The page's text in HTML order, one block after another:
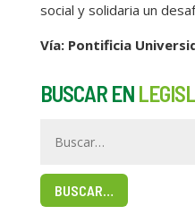
social y solidaria un
Vía: Pontificia
BUSCAR EN
BUSCAR…